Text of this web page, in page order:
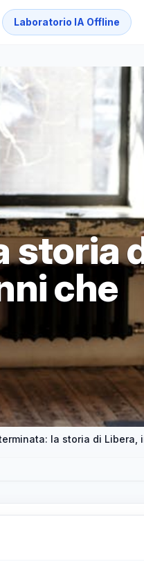
Laboratorio IA Offline
storia
che
la storia di